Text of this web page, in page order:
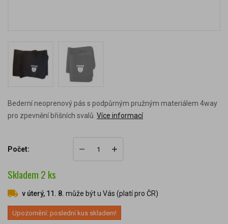
Bederní neoprenový pás s podpůrným pružným materiálem 4way
pro zpevnění břišních svalů. Více informací
Počet:
Skladem 2 ks
v úterý, 11. 8. může být u Vás (platí pro ČR)
Upozornění: poslední kus skladem!